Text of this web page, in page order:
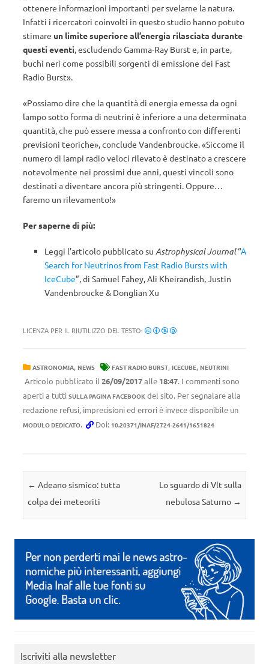
ottenere informazioni importanti per svelarne la natura.
Infatti i ricercatori coinvolti in questo studio hanno potuto
stimare un limite superiore all’energia rilasciata durante
questi eventi, escludendo Gamma-Ray Burst e, in parte,
buchi neri come possibili sorgenti di emissione dei Fast
Radio Burst».
«Possiamo dire che la quantità di energia emessa da ogni
lampo sotto forma di neutrini è inferiore a una determinata
quantità, che può essere messa a confronto con differenti
previsioni teoriche», conclude Vandenbroucke. «Siccome il
numero di lampi radio veloci rilevato è destinato a crescere
notevolmente nei prossimi due anni, questi vincoli sono
destinati a diventare ancora più stringenti. Oppure…
faremo un rilevamento!»
Per saperne di più:
Leggi l’articolo pubblicato su Astrophysical Journal“A
Search for Neutrinos from Fast Radio Bursts with
IceCube”, di Samuel Fahey, Ali Kheirandish, Justin
Vandenbroucke & Donglian Xu
LICENZA PER IL RIUTILIZZO DEL TESTO:
ASTRONOMIA, NEWS FAST RADIO BURST, ICECUBE, NEUTRINI
Articolo pubblicato il 26/09/2017alle 18:47. I commenti sono
aperti a tutti SULLA PAGINA FACEBOOK del sito. Per segnalare alla
redazione refusi, imprecisioni ed errori è invece disponibile un
MODULO DEDICATO. Doi: 10.20371/INAF/2724-2641/1651824
Navigazione articolo
← Adeano sismico: tutta
colpa dei meteoriti
Lo sguardo di Vlt sulla
nebulosa Saturno →
Iscriviti alla newsletter